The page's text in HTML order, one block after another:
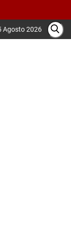
Agosto 2026